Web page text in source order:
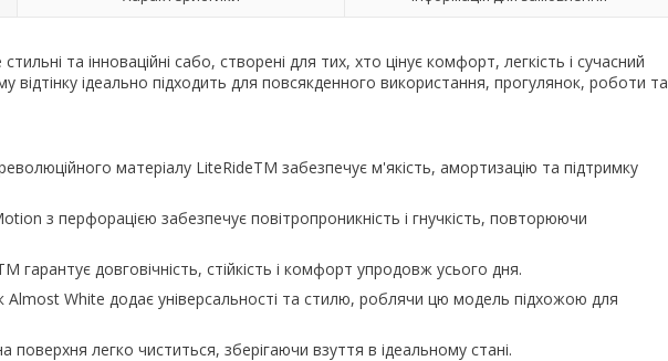
та інноваційні сабо, створені для тих, хто цінує комфорт, легкість і сучасний
відтінку ідеально підходить для повсякденного використання, прогулянок, роботи та
матеріалу LiteRideTM забезпечує м'якість, амортизацію та підтримку
з перфорацією забезпечує повітропроникність і гнучкість, повторюючи
гарантує довговічність, стійкість і комфорт упродовж усього дня.
Almost White додає універсальності та стилю, роблячи цю модель підхожою для
поверхня легко чиститься, зберігаючи взуття в ідеальному стані.